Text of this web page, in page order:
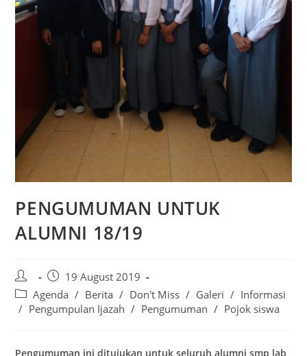
PENGUMUMAN UNTUK
ALUMNI 18/19
19 August 2019
Agenda / Berita / Don't Miss / Galeri / Informasi
/ Pengumpulan Ijazah / Pengumuman / Pojok siswa
Pengumuman ini ditujukan untuk seluruh alumni smp lab